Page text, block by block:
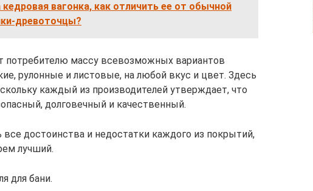
вагонка, как отличить ее от обычной
древоточцы?
потребителю массу всевозможных вариантов
рулонные и листовые, на любой вкус и цвет. Здесь
каждый из производителей утверждает, что
долговечный и качественный.
достоинства и недостатки каждого из покрытий,
лучший.
для бани.